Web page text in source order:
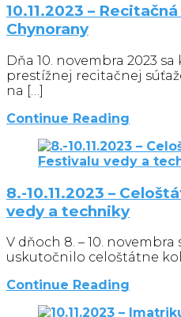
10.11.2023 –
Chynorany
Dňa 10. novembra 2023
prestížnej recitačnej
na […]
Continue Reading
8.-10.11.2023 –
vedy a techniky
V dňoch 8. – 10.
uskutočnilo celoštátne
Continue Reading